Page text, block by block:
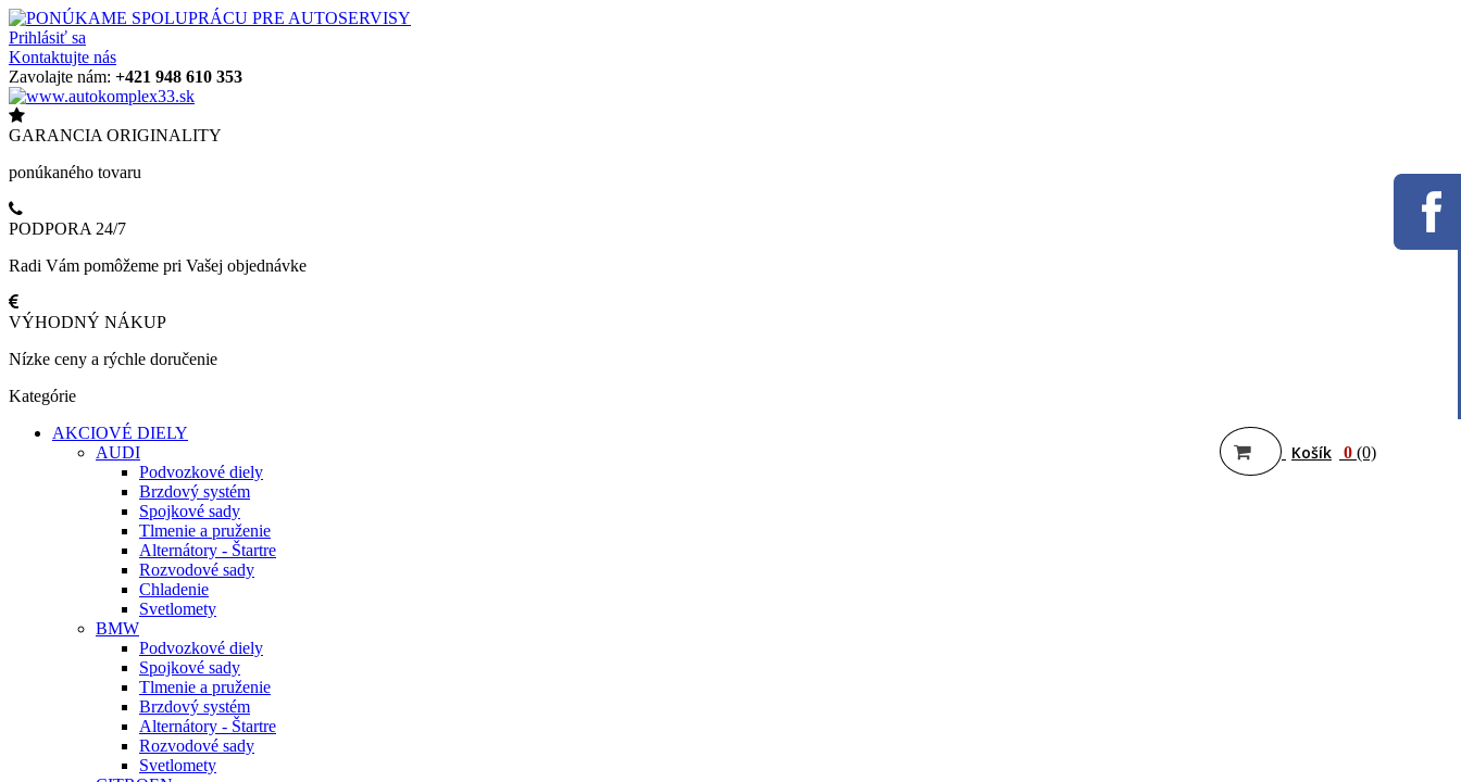
Prihlásiť sa
Kontaktujte nás
Zavolajte nám: +421 948 610 353
GARANCIA ORIGINALITY
ponúkaného tovaru
PODPORA 24/7
Radi Vám pomôžeme pri Vašej objednávke
VÝHODNÝ NÁKUP
Nízke ceny a rýchle doručenie
Košík 0 (0)
Kategórie
AKCIOVÉ DIELY
AUDI
Podvozkové diely
Brzdový systém
Spojkové sady
Tlmenie a pruženie
Alternátory - Štartre
Rozvodové sady
Chladenie
Svetlomety
BMW
Podvozkové diely
Spojkové sady
Tlmenie a pruženie
Brzdový systém
Alternátory - Štartre
Rozvodové sady
Svetlomety